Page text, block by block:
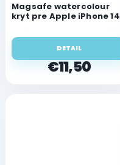
Magsafe watercolour
kryt pre Apple iPhone 14
€11,50
DETAIL